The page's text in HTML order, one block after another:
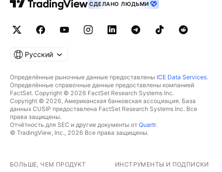
СДЕЛАНО ЛЮДЬМИ
Русский
Определённые рыночные данные предоставлены ICE Data Services.
Определённые справочные данные предоставлены компанией
FactSet. Copyright © 2026 FactSet Research Systems Inc.
Copyright © 2026, Американская банковская ассоциация. База
данных CUSIP предоставлена FactSet Research Systems Inc. Все
права защищены.
Отчётность для SEC и другие документы от Quartr.
© TradingView, Inc., 2026 Все права защищены.
БОЛЬШЕ, ЧЕМ ПРОДУКТ ИНСТРУМЕНТЫ И ПОДПИСКИ